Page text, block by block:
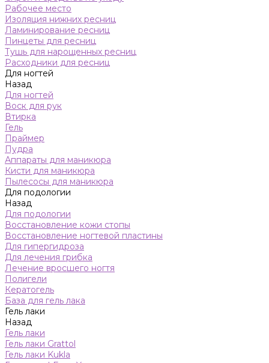
Рабочее место
Изоляция нижних ресниц
Ламинирование ресниц
Пинцеты для ресниц
Тушь для нарощенных ресниц
Расходники для ресниц
Для ногтей
Назад
Для ногтей
Воск для рук
Втирка
Гель
Праймер
Пудра
Аппараты для маникюра
Кисти для маникюра
Пылесосы для маникюра
Для подологии
Назад
Для подологии
Восстановление кожи стопы
Восстановление ногтевой пластины
Для гипергидроза
Для лечения грибка
Лечение вросшего ногтя
Полигели
Кератогель
База для гель лака
Гель лаки
Назад
Гель лаки
Гель лаки Grattol
Гель лаки Kukla